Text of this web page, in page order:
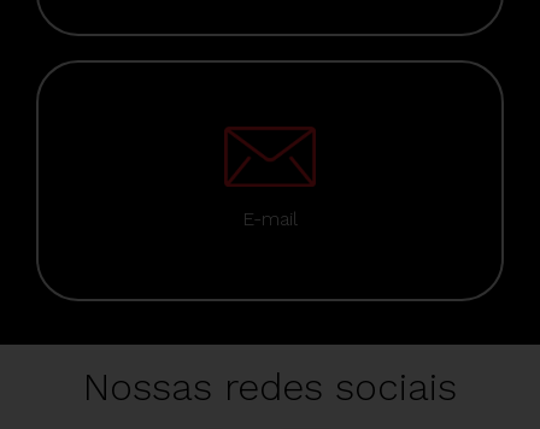
E-mail
Nossas redes sociais